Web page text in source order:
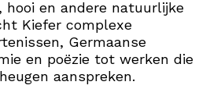
hooi en andere natuurlijke
Kiefer complexe
Germaanse
en poëzie tot werken die
aanspreken.